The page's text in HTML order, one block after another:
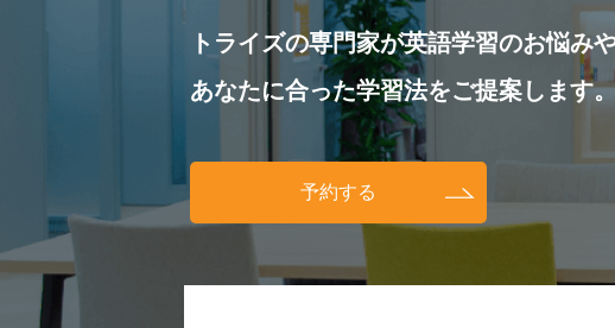
トライズの専門家が英語学習のお悩み
あなたに合った学習法をご提案します
予約する